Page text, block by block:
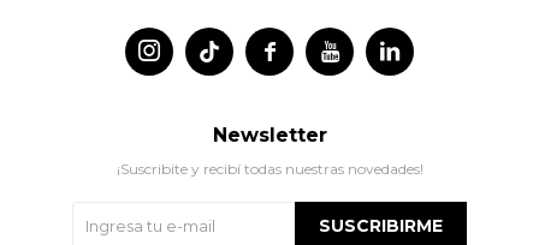
 
 
Newsletter
¡Suscribite y recibí todas nuestras novedades!
SUSCRIBIRME